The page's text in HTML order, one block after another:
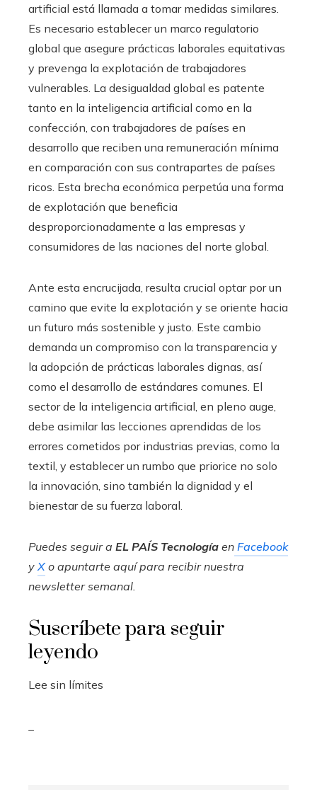
artificial está llamada a tomar medidas similares.
Es necesario establecer un marco regulatorio
global que asegure prácticas laborales equitativas
y prevenga la explotación de trabajadores
vulnerables. La desigualdad global es patente
tanto en la inteligencia artificial como en la
confección, con trabajadores de países en
desarrollo que reciben una remuneración mínima
en comparación con sus contrapartes de países
ricos. Esta brecha económica perpetúa una forma
de explotación que beneficia
desproporcionadamente a las empresas y
consumidores de las naciones del norte global.
Ante esta encrucijada, resulta crucial optar por un
camino que evite la explotación y se oriente hacia
un futuro más sostenible y justo. Este cambio
demanda un compromiso con la transparencia y
la adopción de prácticas laborales dignas, así
como el desarrollo de estándares comunes. El
sector de la inteligencia artificial, en pleno auge,
debe asimilar las lecciones aprendidas de los
errores cometidos por industrias previas, como la
textil, y establecer un rumbo que priorice no solo
la innovación, sino también la dignidad y el
bienestar de su fuerza laboral.
Puedes seguir a EL PAÍS Tecnología en Facebook
y X o apuntarte aquí para recibir nuestra
newsletter semanal
Suscríbete para seguir
leyendo
Lee sin límites